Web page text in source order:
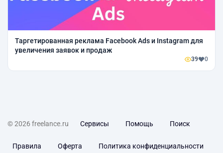
Таргетированная реклама Facebook Ads и Instagram для
увеличения заявок и продаж
39 0
© 2026 freelance.ru Сервисы Помощь Поиск
Правила Оферта Политика конфиденциальности